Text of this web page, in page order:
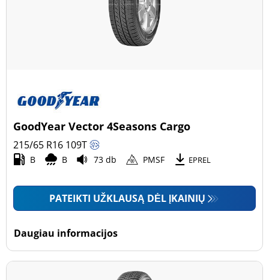
GoodYear Vector 4Seasons Cargo
215/65 R16 109T
B B 73 db PMSF EPREL
PATEIKTI UŽKLAUSĄ DĖL ĮKAINIŲ
Daugiau informacijos